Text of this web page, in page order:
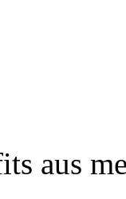
aus